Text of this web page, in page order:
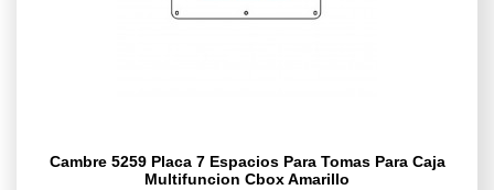
Cambre 5259 Placa 7 Espacios Para Tomas Para Caja
Multifuncion Cbox Amarillo